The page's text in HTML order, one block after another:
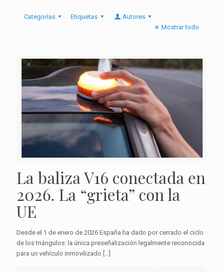
Categorías Etiquetas
Autores
Mostrar todo
La baliza V16 conectada en
2026. La “grieta” con la
UE
Desde el 1 de enero de 2026 España ha dado por cerrado el ciclo
de los triángulos: la única preseñalización legalmente reconocida
para un vehículo inmovilizado